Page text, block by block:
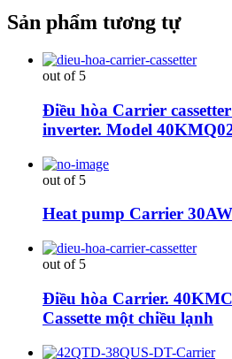
Sản phẩm tương tự
out of 5
Điều hòa Carrier
inverter. Model
out of 5
Heat pump Carrier
out of 5
Điều hòa Carrier.
Cassette một chiều lạnh